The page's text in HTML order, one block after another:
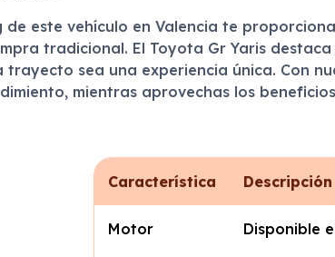
este vehículo en Valencia te
tradicional. El Toyota Gr Yaris
trayecto sea una experiencia única. Con
mientras aprovechas los
Característica Descripción
Motor Disponible